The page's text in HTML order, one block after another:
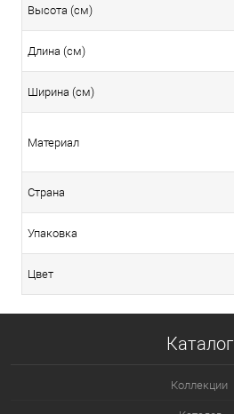
Высота (см)
Длина (см)
Ширина (см)
Материал
Страна
Упаковка
Цвет
Каталог
Коллекции